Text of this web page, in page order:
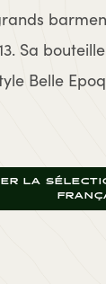
Sa
Belle
LA